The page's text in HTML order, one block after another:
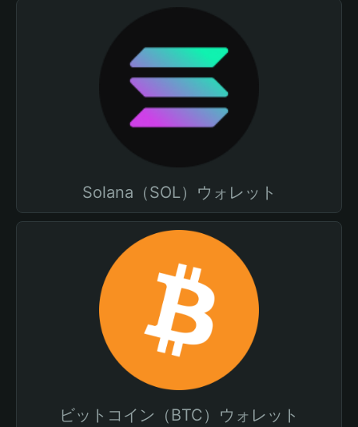
Solana（SOL）ウォレット
ビットコイン（BTC）ウォレット